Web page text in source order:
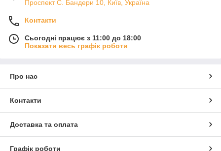
Проспект С. Бандери 10, Київ, Україна
Контакти
Сьогодні працює з 11:00 до 18:00
Показати весь графік роботи
Про нас
Контакти
Доставка та оплата
Графік роботи